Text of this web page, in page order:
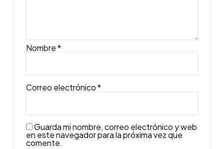
Nombre*
Correo electrónico*
Guarda mi nombre, correo electrónico y web
en este navegador para la próxima vez que
comente.